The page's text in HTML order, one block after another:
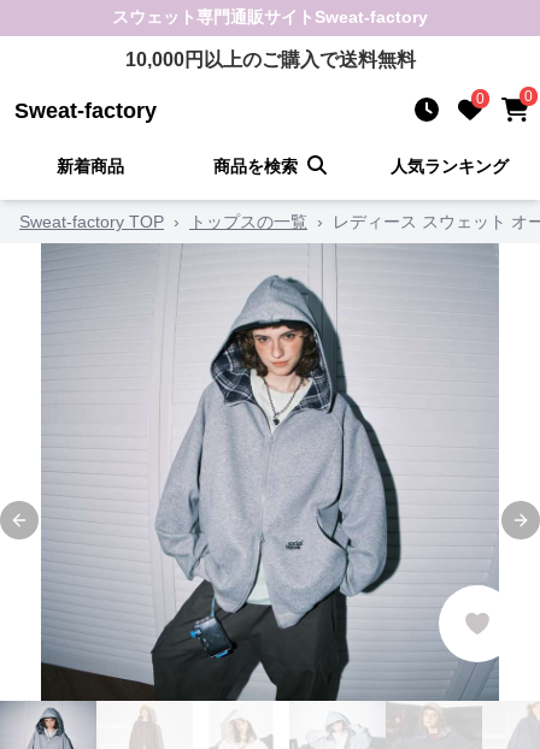
スウェット専門通販サイト Sweat-factory
10,000円以上のご購入で送料無料
Sweat-factory 0 0
新着商品 商品を検索 人気ランキング
Sweat-factory TOP › トップスの一覧 › レディース スウェット オ
Previous slide